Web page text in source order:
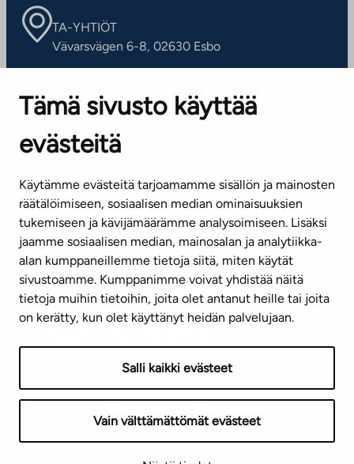
Tämä sivusto käyttää
evästeitä
Käytämme evästeitä tarjoamamme sisällön ja mainosten
räätälöimiseen, sosiaalisen median ominaisuuksien
tukemiseen ja kävijämäärämme analysoimiseen. Lisäksi
jaamme sosiaalisen median, mainosalan ja analytiikka-
alan kumppaneillemme tietoja siitä, miten käytät
sivustoamme. Kumppanimme voivat yhdistää näitä
tietoja muihin tietoihin, joita olet antanut heille tai joita
on kerätty, kun olet käyttänyt heidän palvelujaan.
Salli kaikki evästeet
Vain välttämättömät evästeet
TA-YHTIÖT
Vävarsvägen 6-8, 02630 Esbo
Kontaktinformation
KUNDSERVICE
(vardagar kl. 8–16)
info@ta.fi
Nyhetsbrev (på finska)